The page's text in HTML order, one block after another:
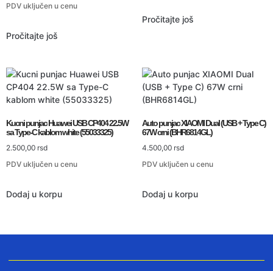
PDV uključen u cenu
Pročitajte još
Pročitajte još
Kucni punjac Huawei USB CP404 22.5W
sa Type-C kablom white (55033325)
2.500,00 rsd
PDV uključen u cenu
Dodaj u korpu
Auto punjac XIAOMI Dual (USB + Type C)
67W crni (BHR6814GL)
4.500,00 rsd
PDV uključen u cenu
Dodaj u korpu